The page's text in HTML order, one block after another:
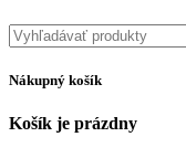
Nákupný košík
Košík je prázdny